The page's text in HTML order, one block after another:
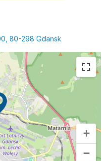
80-298 Gdansk
+
−